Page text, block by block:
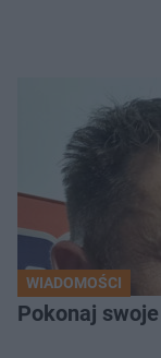
WIADOMOŚCI
Pokonaj